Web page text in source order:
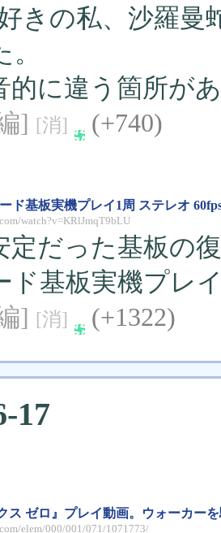
きの私、沙羅曼
的に違う箇所が
] [消]
(+740)
ド基板実機プレイ1周 ステレオ
watch?v=KRlJmqT9bLU
定だった基板の
ド基板実機プレ
] [消] (+1322)
17
ス ゼロ』プレイ動画。ウォーカー
elem/000/001/071/1071773/